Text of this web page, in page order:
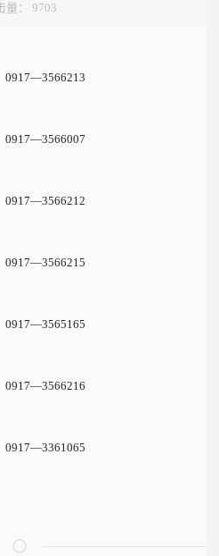
量： 9703
0917—3566213
0917—3566007
0917—3566212
0917—3566215
0917—3565165
0917—3566216
0917—3361065